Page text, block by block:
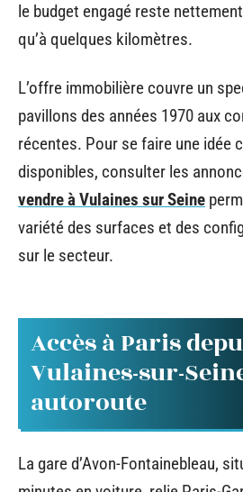
le budget engagé reste
qu’à quelques kilomètres.
L’offre immobilière couvre un
pavillons des années 1970 aux
récentes. Pour se faire une idée
disponibles, consulter les
vendre à Vulaines sur Seine
variété des surfaces et des
sur le secteur.
Accès à Paris
Vulaines-sur-
autoroute
La gare d’Avon-Fontainebleau,